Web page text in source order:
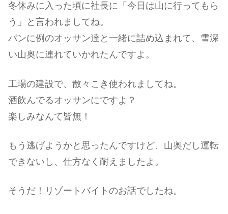
冬休みに入った頃に社長に「今日は山に行ってもら
う」と言われましてね。
バンに例のオッサン達と一緒に詰め込まれて、雪深
い山奥に連れていかれたんですよ。
工場の建設で、散々こき使われましてね。
酒飲んでるオッサンにですよ？
楽しみなんて皆無！
もう逃げようかと思ったんですけど、山奥だし運転
できないし、仕方なく耐えましたよ。
そうだ！リゾートバイトのお話でしたね。